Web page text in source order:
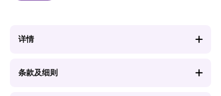
详情
条款及细则